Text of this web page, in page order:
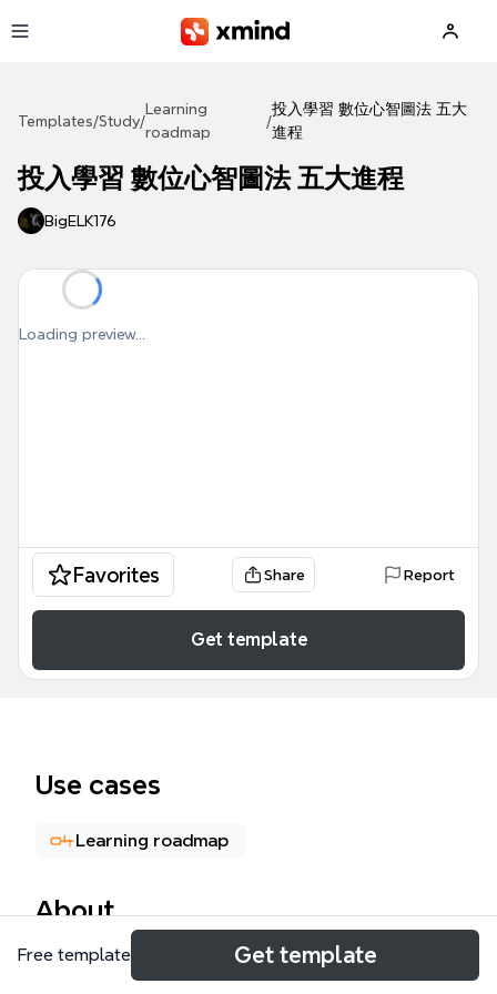
Templates/Study/
Learning
roadmap
/
投入學習 數位心智圖法 五大
進程
投入學習 數位心智圖法 五大進程
BigELK176
Loading preview...
Favorites Share Report
Get template
Use cases
Learning roadmap
About
投入学习數位心智圖法五大進程模板是一个专为希望从
Free template Get template